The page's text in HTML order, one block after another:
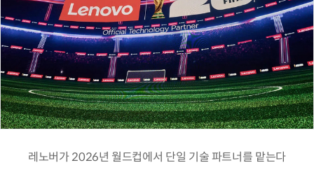
레노버가 2026년 월드컵에서 단일 기술 파트너를 맡는다